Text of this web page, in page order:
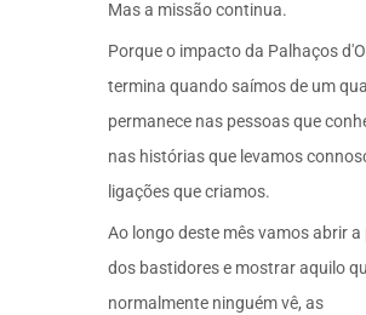
Mas a missão continua.
Porque o impacto da Palhaços
termina quando saímos de um
permanece nas pessoas que
nas histórias que levamos
ligações que criamos.
Ao longo deste mês vamos abrir a
dos bastidores e mostrar aquilo
normalmente ninguém vê, as